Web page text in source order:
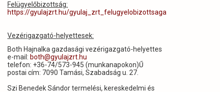
Felügyelőbizottság:
https://gyulajzrt.hu/gyulaj_zrt_felugyelobizottsaga
Vezérigazgató-helyettesek:
Both Hajnalka gazdasági vezérigazgató-helyettes
e-mail: both@gyulajzrt.hu
telefon: +36-74/573-945 (munkanapokon)Ű
postai cím: 7090 Tamási, Szabadság u. 27.
Szi Benedek Sándor termelési, kereskedelmi és